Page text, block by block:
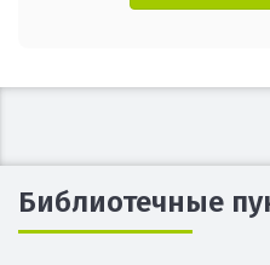
Библиотечные